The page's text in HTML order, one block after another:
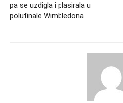
pa se uzdigla i plasirala u
polufinale Wimbledona